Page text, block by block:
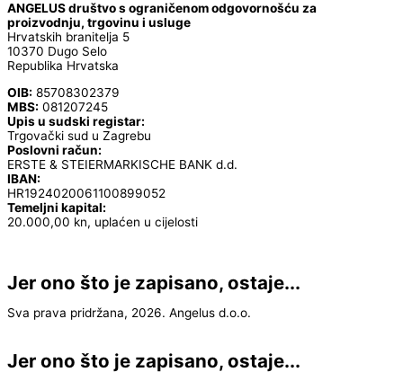
ANGELUS društvo s ograničenom odgovornošću za
proizvodnju, trgovinu i usluge
Hrvatskih branitelja 5
10370 Dugo Selo
Republika Hrvatska
OIB: 85708302379
MBS: 081207245
Upis u sudski registar:
Trgovački sud u Zagrebu
Poslovni račun:
ERSTE & STEIERMARKISCHE BANK d.d.
IBAN:
HR1924020061100899052
Temeljni kapital:
20.000,00 kn, uplaćen u cijelosti
Jer ono što je zapisano, ostaje...
Sva prava pridržana, 2026. Angelus d.o.o.
Jer ono što je zapisano, ostaje...